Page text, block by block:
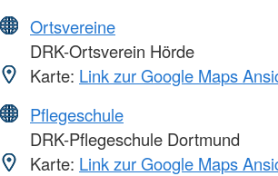
Ortsvereine
DRK-Ortsverein Hörde
Karte: Link zur Google Maps
Pflegeschule
DRK-Pflegeschule Dortmund
Karte: Link zur Google Maps